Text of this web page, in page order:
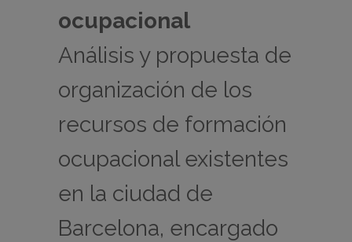
ocupacional
Análisis y propuesta de
organización de los
recursos de formación
ocupacional existentes
en la ciudad de
Barcelona, encargado